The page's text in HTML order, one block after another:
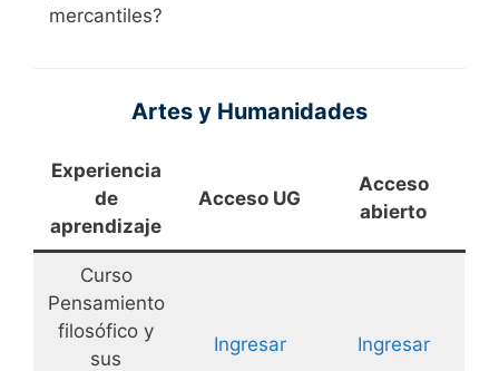
mercantiles?
Artes y Humanidades
Experiencia
de
aprendizaje
Acceso UG
Acceso
abierto
Curso
Pensamiento
filosófico y
sus
Ingresar Ingresar